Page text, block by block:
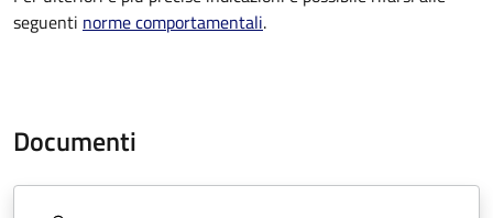
seguenti norme comportamentali.
Documenti